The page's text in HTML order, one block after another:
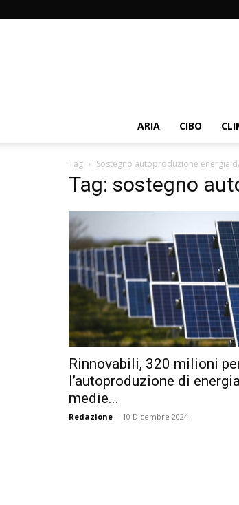
ARIA CIBO
Tag Sostegno autoproduzione energia
Tag: sostegno
Rinnovabili, 320 milioni
l’autoproduzione di
medie...
Redazione - 10 Dicembre 2024